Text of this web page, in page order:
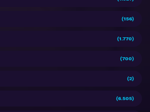
(156)
(1.770)
(700)
(2)
(6.505)